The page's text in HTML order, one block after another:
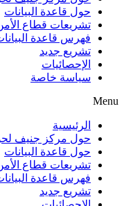
حول قاعدة البيانات
تشريعات قطاع الأمن
فهرس قاعدة
تشريع جديد
الإحصائيات
سياسة خاصة
Menu
الرئيسية
حول مركز جنيف
حول قاعدة البيانات
تشريعات قطاع الأمن
فهرس قاعدة
تشريع جديد